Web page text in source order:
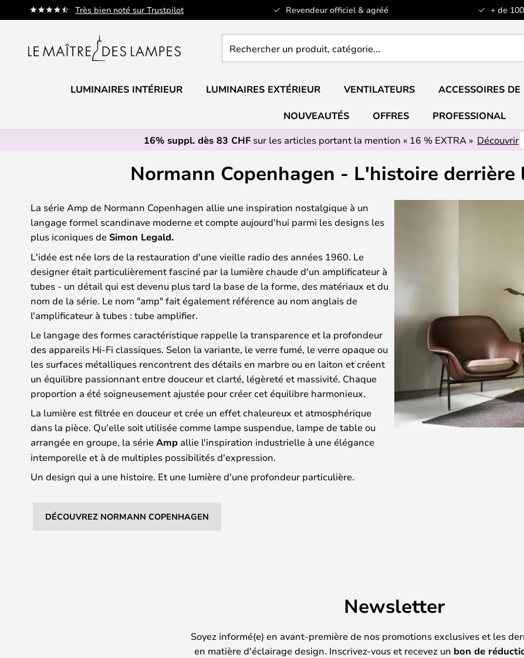
Très bien noté sur Trustpilot Revendeur officiel & agréé + de
Allez
au
un
catégorie...
LUMINAIRES INTÉRIEUR LUMINAIRES EXTÉRIEUR VENTILATEURS ACCESSOIRES
NOUVEAUTÉS OFFRES
PROFESSIONAL
16% suppl. dès 83 CHF sur les articles portant la mention « 16 % EXTRA » Découvrir
Normann Copenhagen - L'histoire derrière
La série Amp de Normann Copenhagen allie une inspiration nostalgique à un
langage formel scandinave moderne et compte aujourd'hui parmi les designs les
plus iconiques de Simon Legald.
L'idée est née lors de la restauration d'une vieille radio des années 1960. Le
designer était particulièrement fasciné par la lumière chaude d'un amplificateur à
tubes - un détail qui est devenu plus tard la base de la forme, des matériaux et du
nom de la série. Le nom "amp" fait également référence au nom anglais de
l'amplificateur à tubes : tube amplifier.
Le langage des formes caractéristique rappelle la transparence et la profondeur
des appareils Hi-Fi classiques. Selon la variante, le verre fumé, le verre opaque ou
les surfaces métalliques rencontrent des détails en marbre ou en laiton et créent
un équilibre passionnant entre douceur et clarté, légèreté et massivité. Chaque
proportion a été soigneusement ajustée pour créer cet équilibre harmonieux.
La lumière est filtrée en douceur et crée un effet chaleureux et atmosphérique
dans la pièce. Qu'elle soit utilisée comme lampe suspendue, lampe de table ou
arrangée en groupe, la sérieAmp allie l'inspiration industrielle à une élégance
intemporelle et à de multiples possibilités d'expression.
Un design qui a une histoire. Et une lumière d'une profondeur particulière.
DÉCOUVREZ NORMANN COPENHAGEN
Newsletter
Soyez informé(e) en avant-première de nos promotions exclusives et les
en matière d'éclairage design. Inscrivez-vous et recevez un bon de